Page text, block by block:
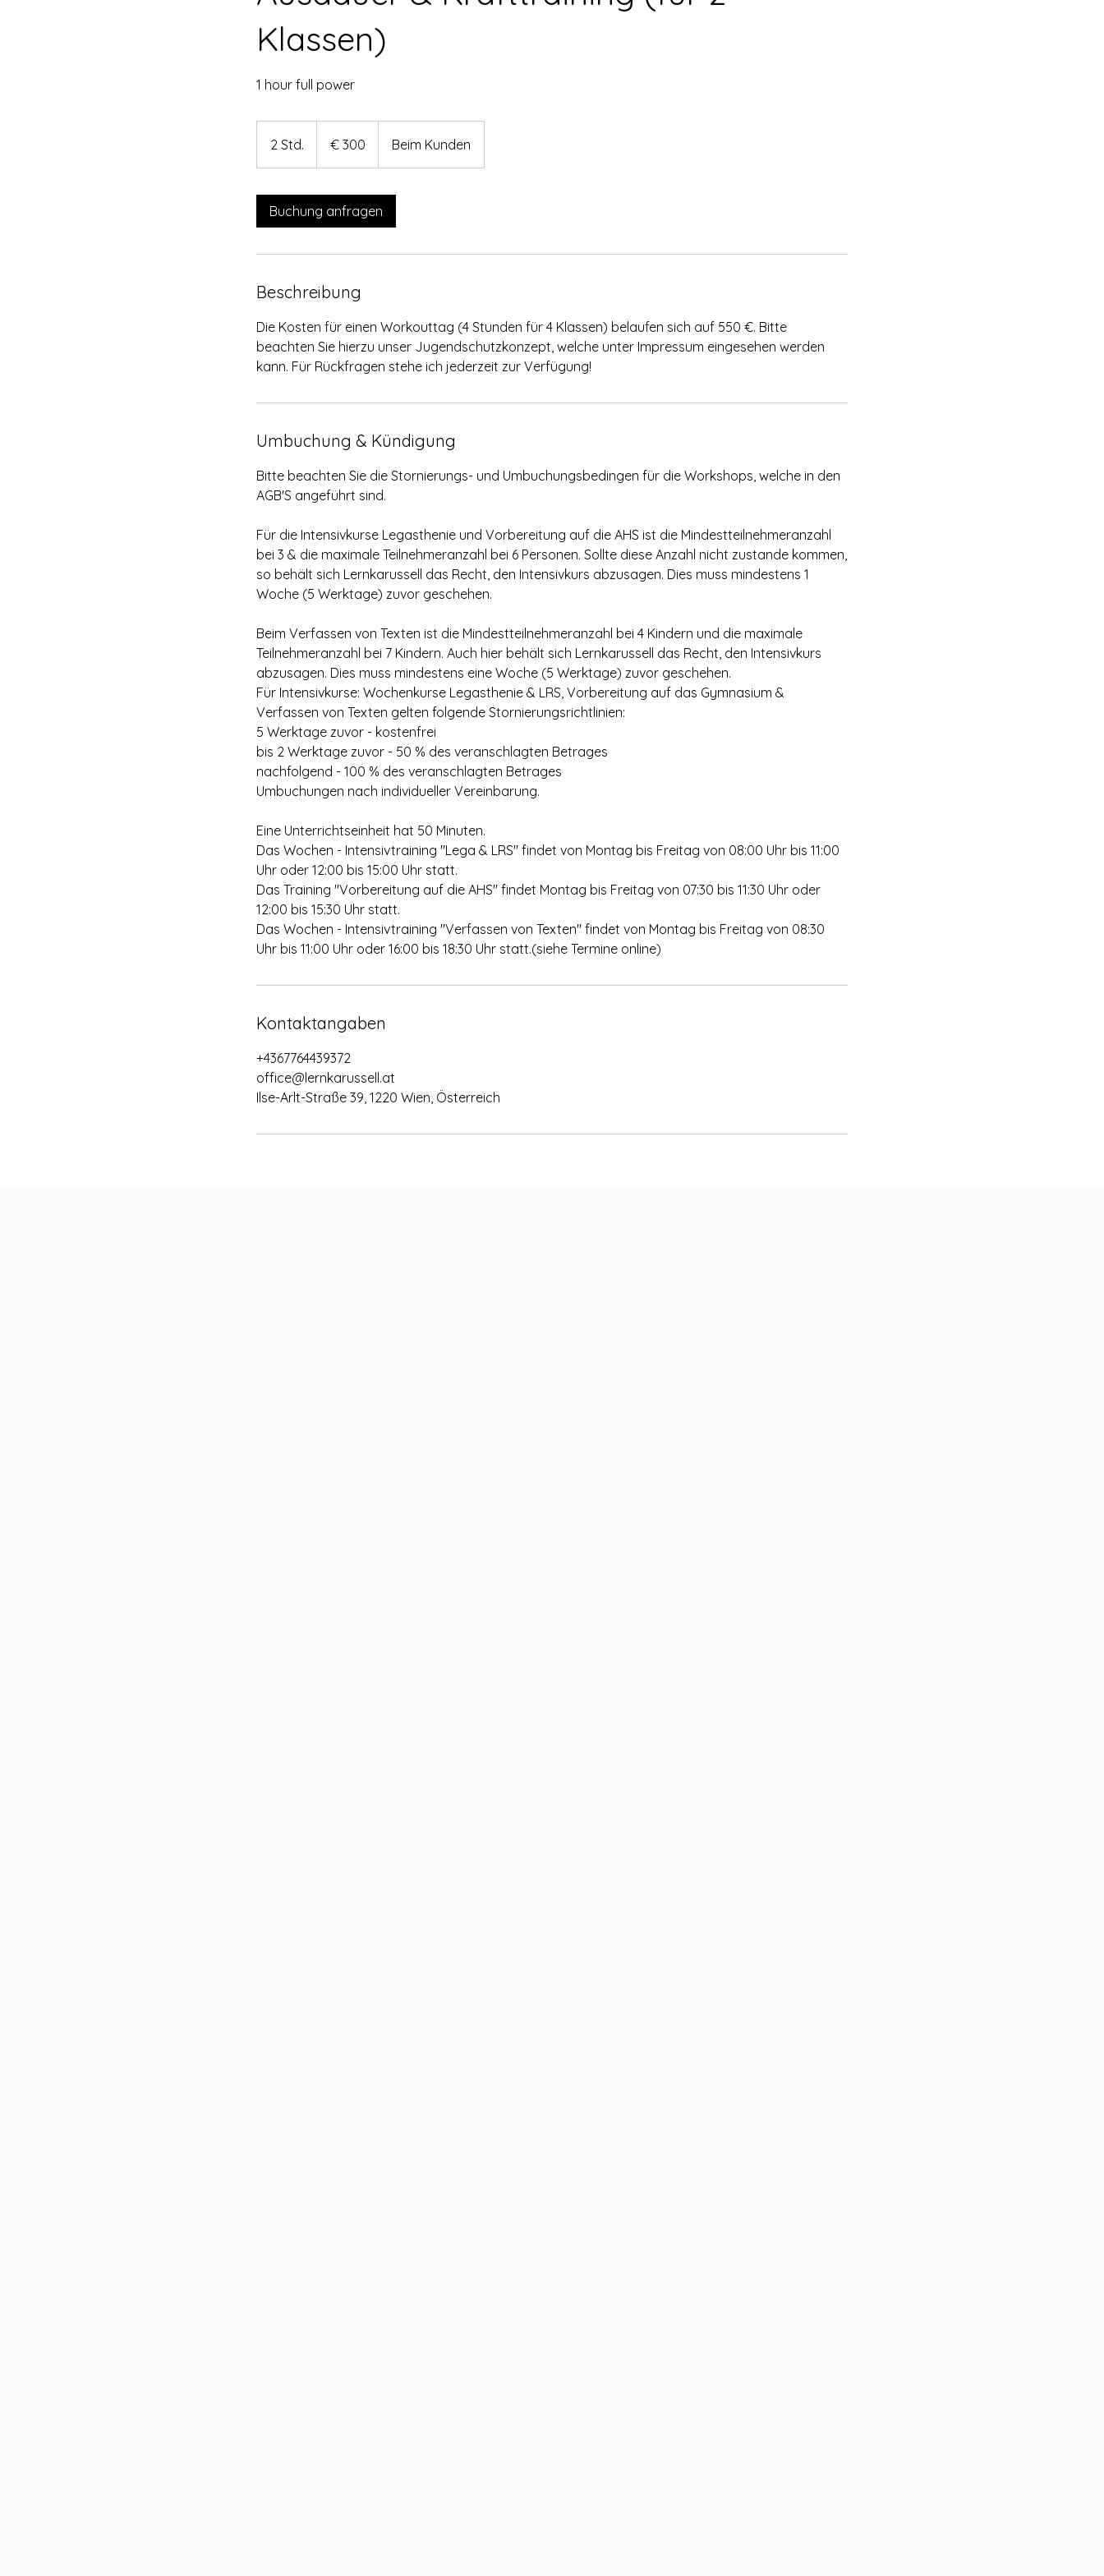
Klassen)
1 hour full power
2 Std.
S
€ 300 Beim Kunden
Buchung anfragen
Beschreibung
Die Kosten für einen Workouttag (4 Stunden für 4 Klassen) belaufen sich auf 550 €. Bitte
beachten Sie hierzu unser Jugendschutzkonzept, welche unter Impressum eingesehen werden
kann. Für Rückfragen stehe ich jederzeit zur Verfügung!
Umbuchung & Kündigung
Bitte beachten Sie die Stornierungs- und Umbuchungsbedingen für die Workshops, welche in den
AGB'S angeführt sind.
Für die Intensivkurse Legasthenie und Vorbereitung auf die AHS ist die Mindestteilnehmeranzahl
bei 3 & die maximale Teilnehmeranzahl bei 6 Personen. Sollte diese Anzahl nicht zustande kommen,
so behält sich Lernkarussell das Recht, den Intensivkurs abzusagen. Dies muss mindestens 1
Woche (5 Werktage) zuvor geschehen.
Beim Verfassen von Texten ist die Mindestteilnehmeranzahl bei 4 Kindern und die maximale
Teilnehmeranzahl bei 7 Kindern. Auch hier behält sich Lernkarussell das Recht, den Intensivkurs
abzusagen. Dies muss mindestens eine Woche (5 Werktage) zuvor geschehen.
Für Intensivkurse: Wochenkurse Legasthenie & LRS, Vorbereitung auf das Gymnasium &
Verfassen von Texten gelten folgende Stornierungsrichtlinien:
5 Werktage zuvor - kostenfrei
bis 2 Werktage zuvor - 50 % des veranschlagten Betrages
nachfolgend - 100 % des veranschlagten Betrages
Umbuchungen nach individueller Vereinbarung.
Eine Unterrichtseinheit hat 50 Minuten.
Das Wochen - Intensivtraining "Lega & LRS" findet von Montag bis Freitag von 08:00 Uhr bis 11:00
Uhr oder 12:00 bis 15:00 Uhr statt.
Das Training "Vorbereitung auf die AHS" findet Montag bis Freitag von 07:30 bis 11:30 Uhr oder
12:00 bis 15:30 Uhr statt.
Das Wochen - Intensivtraining "Verfassen von Texten" findet von Montag bis Freitag von 08:30
Uhr bis 11:00 Uhr oder 16:00 bis 18:30 Uhr statt.(siehe Termine online)
Kontaktangaben
+4367764439372
office@lernkarussell.at
Ilse-Arlt-Straße 39, 1220 Wien, Österreich